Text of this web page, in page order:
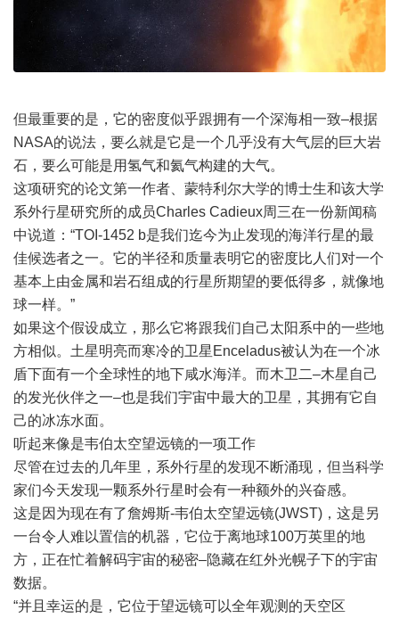
但最重要的是，它的密度似乎跟拥有一个深海相一致–根据
NASA的说法，要么就是它是一个几乎没有大气层的巨大岩
石，要么可能是用氢气和氦气构建的大气。
这项研究的论文第一作者、蒙特利尔大学的博士生和该大学
系外行星研究所的成员Charles Cadieux周三在一份新闻稿
中说道：“TOI-1452 b是我们迄今为止发现的海洋行星的最
佳候选者之一。它的半径和质量表明它的密度比人们对一个
基本上由金属和岩石组成的行星所期望的要低得多，就像地
球一样。”
如果这个假设成立，那么它将跟我们自己太阳系中的一些地
方相似。土星明亮而寒冷的卫星Enceladus被认为在一个冰
盾下面有一个全球性的地下咸水海洋。而木卫二–木星自己
的发光伙伴之一–也是我们宇宙中最大的卫星，其拥有它自
己的冰冻水面。
听起来像是韦伯太空望远镜的一项工作
尽管在过去的几年里，系外行星的发现不断涌现，但当科学
家们今天发现一颗系外行星时会有一种额外的兴奋感。
这是因为现在有了詹姆斯-韦伯太空望远镜(JWST)，这是另
一台令人难以置信的机器，它位于离地球100万英里的地
方，正在忙着解码宇宙的秘密–隐藏在红外光幌子下的宇宙
数据。
“并且幸运的是，它位于望远镜可以全年观测的天空区